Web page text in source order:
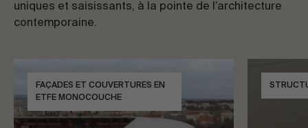
uniques et saisissants, à la pointe de l’architecture
contemporaine.
FAÇADES ET COUVERTURES EN
ETFE MONOCOUCHE